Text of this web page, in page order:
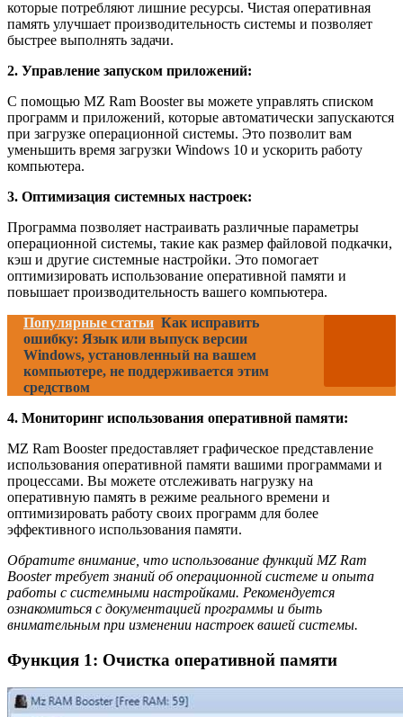
которые потребляют лишние ресурсы. Чистая оперативная
память улучшает производительность системы и позволяет
быстрее выполнять задачи.
2. Управление запуском приложений:
С помощью MZ Ram Booster вы можете управлять списком
программ и приложений, которые автоматически запускаются
при загрузке операционной системы. Это позволит вам
уменьшить время загрузки Windows 10 и ускорить работу
компьютера.
3. Оптимизация системных настроек:
Программа позволяет настраивать различные параметры
операционной системы, такие как размер файловой подкачки,
кэш и другие системные настройки. Это помогает
оптимизировать использование оперативной памяти и
повышает производительность вашего компьютера.
Популярные статьи Как исправить
ошибку: Язык или выпуск версии
Windows, установленный на вашем
компьютере, не поддерживается этим
средством
4. Мониторинг использования оперативной памяти:
MZ Ram Booster предоставляет графическое представление
использования оперативной памяти вашими программами и
процессами. Вы можете отслеживать нагрузку на
оперативную память в режиме реального времени и
оптимизировать работу своих программ для более
эффективного использования памяти.
Обратите внимание, что использование функций MZ Ram
Booster требует знаний об операционной системе и опыта
работы с системными настройками. Рекомендуется
ознакомиться с документацией программы и быть
внимательным при изменении настроек вашей системы.
Функция 1: Очистка оперативной памяти